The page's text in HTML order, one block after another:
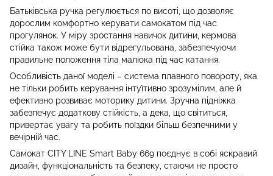
Батьківська ручка регулюється по висоті, що дозволяє
дорослим комфортно керувати самокатом під час
прогулянок. У міру зростання навичок дитини, кермова
стійка також може бути відрегульована, забезпечуючи
правильне положення тіла малюка під час катання.
Особливість даної моделі – система плавного повороту, яка
не тільки робить керування інтуїтивно зрозумілим, але й
ефективно розвиває моторику дитини. Зручна підніжка
забезпечує додаткову стійкість, а дека, що світиться,
привертає увагу та робить поїздки більш безпечними у
вечірній час.
Самокат CITY LINE Smart Baby 669 поєднує в собі яскравий
дизайн, функціональність та безпеку, стаючи не просто